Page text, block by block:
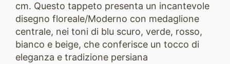
cm. Questo tappeto presenta un incantevole
disegno floreale/Moderno con medaglione
centrale, nei toni di blu scuro, verde, rosso,
bianco e beige, che conferisce un tocco di
eleganza e tradizione persiana